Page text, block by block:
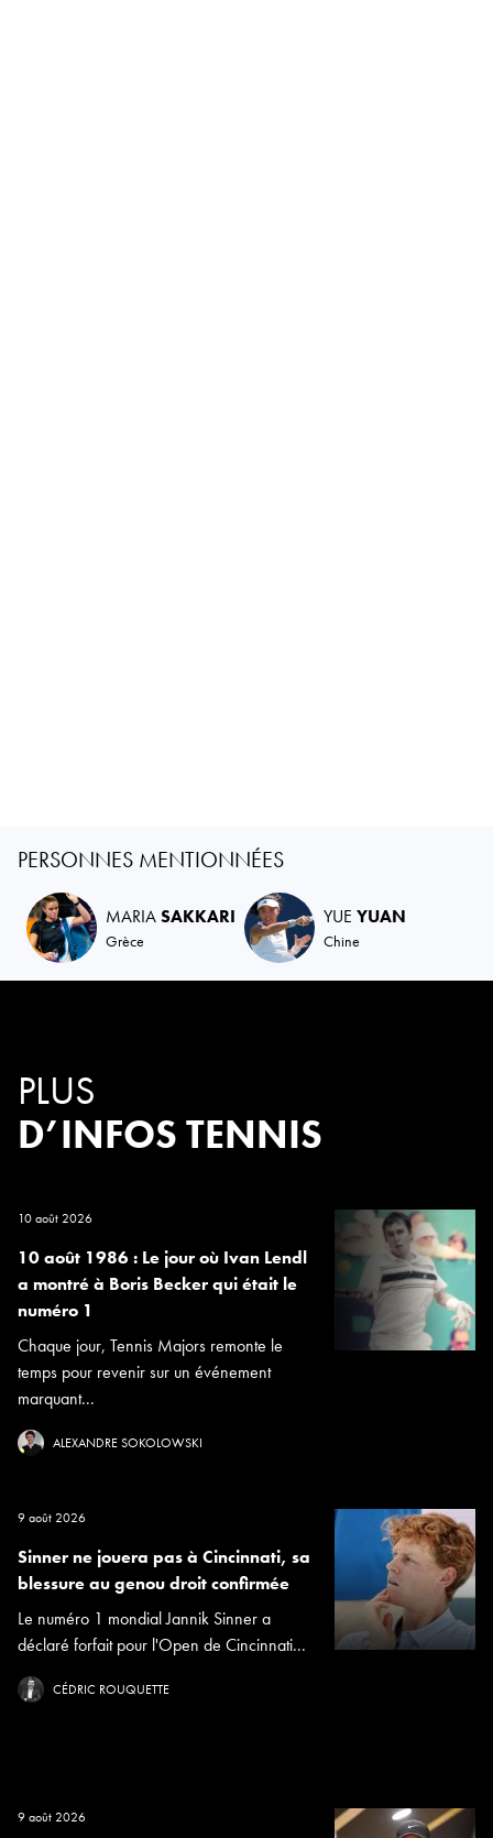
PERSONNES MENTIONNÉES
MARIASAKKARI
Grèce
YUE YUAN
Chine
PLUS
D’INFOS TENNIS
10 août 2026
10 août 1986 : Le jour où Ivan Lendl
a montré à Boris Becker qui était le
numéro 1
Chaque jour, Tennis Majors remonte le
temps pour revenir sur un événement
marquant...
ALEXANDRE SOKOLOWSKI
9 août 2026
Sinner ne jouera pas à Cincinnati, sa
blessure au genou droit confirmée
Le numéro 1 mondial Jannik Sinner a
déclaré forfait pour l'Open de Cincinnati...
CÉDRIC ROUQUETTE
9 août 2026